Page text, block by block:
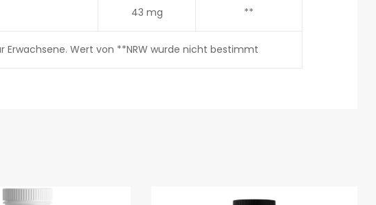
43 mg **
Wert von **NRW wurde nicht bestimmt